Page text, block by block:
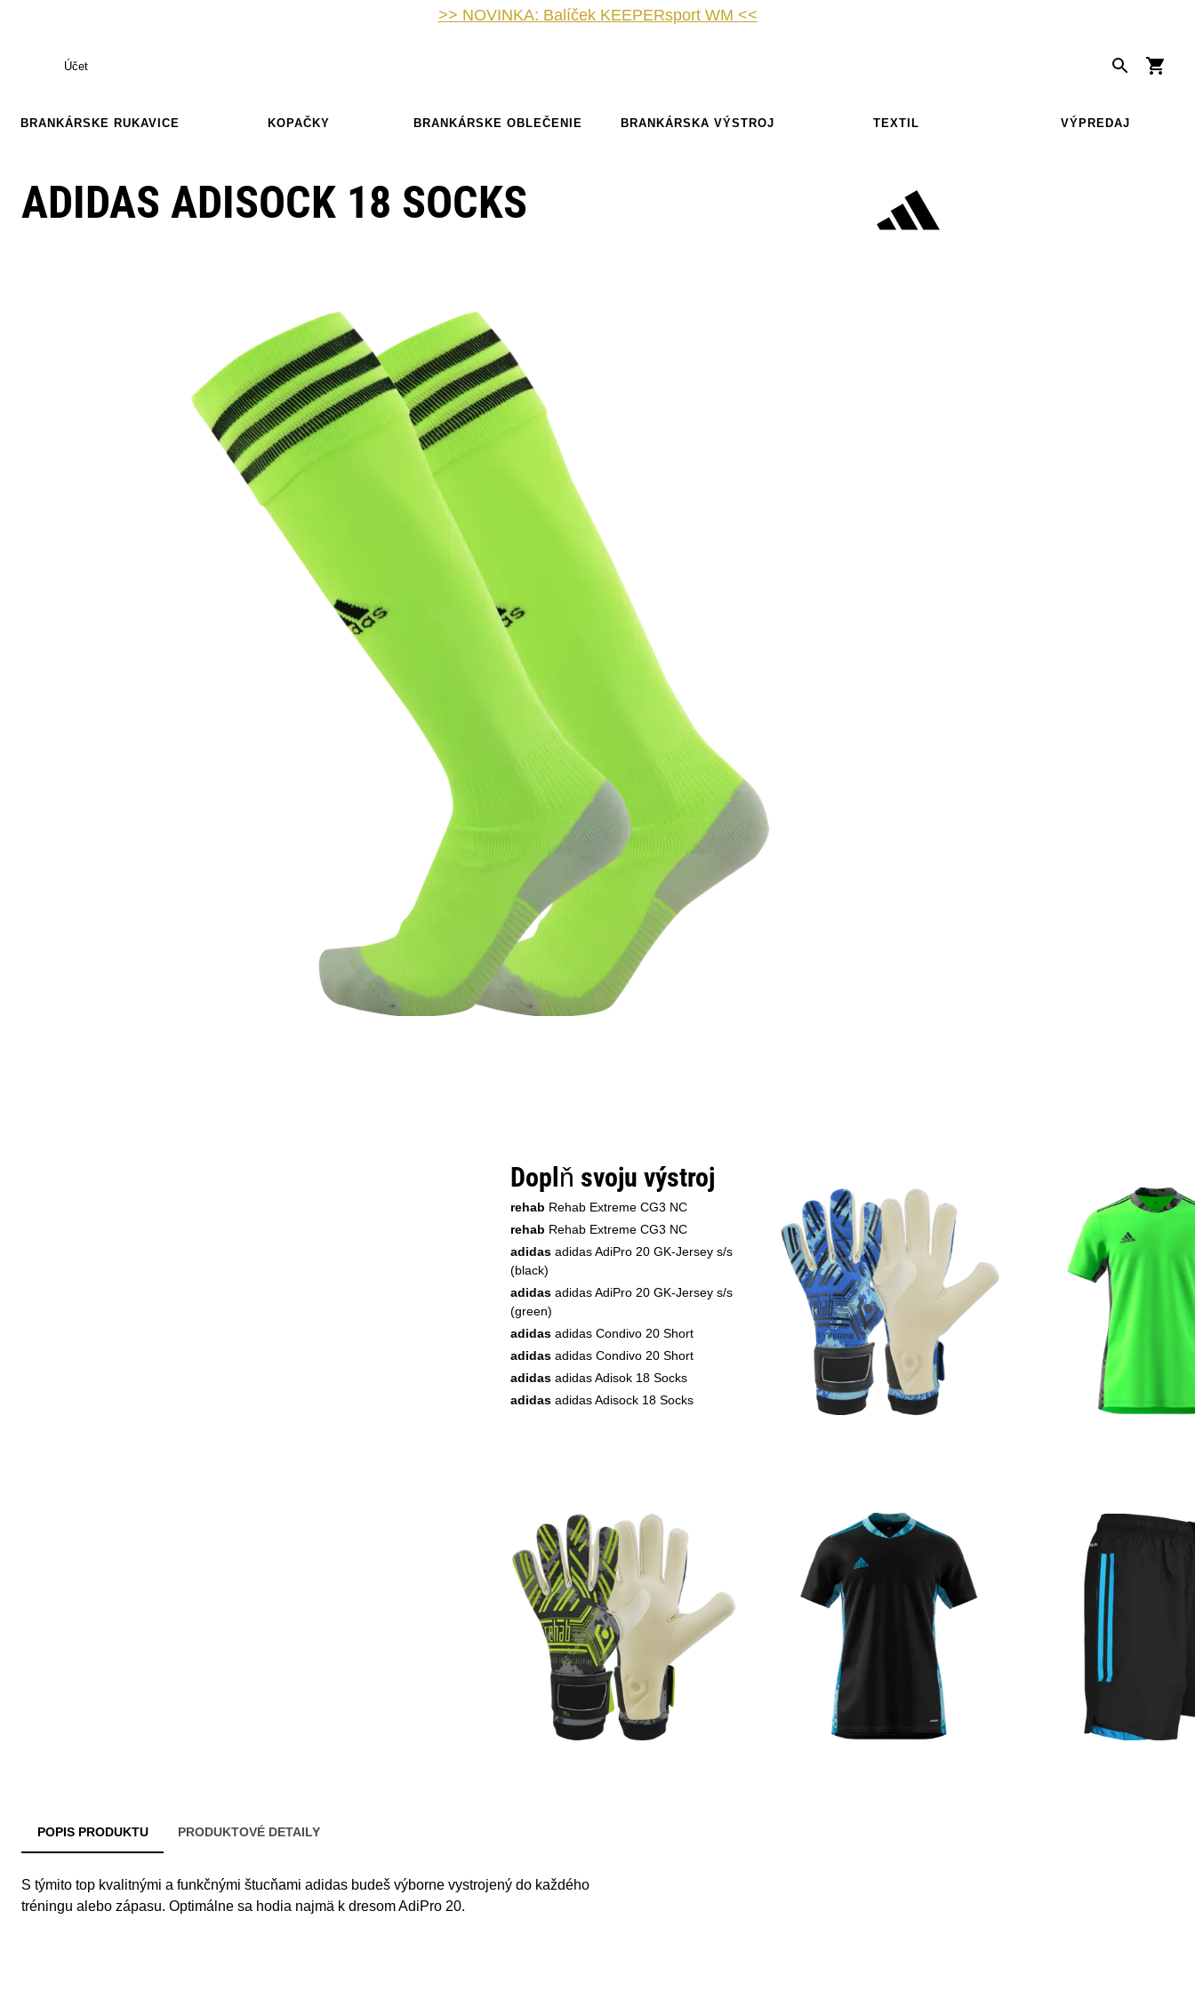
>> NOVINKA: Balíček KEEPERsport WM <<
Účet
BRANKÁRSKE RUKAVICE KOPAČKY BRANKÁRSKE OBLEČENIE BRANKÁRSKA VÝSTROJ TEXTIL VÝPREDAJ
ADIDAS ADISOCK 18 SOCKS
Doplň svoju výstroj
rehab Rehab Extreme CG3 NC
rehab Rehab Extreme CG3 NC
adidas adidas AdiPro 20 GK-Jersey s/s
(black)
adidas adidas AdiPro 20 GK-Jersey s/s
(green)
adidas adidas Condivo 20 Short
adidas adidas Condivo 20 Short
adidas adidas Adisok 18 Socks
adidas adidas Adisock 18 Socks
POPIS PRODUKTU PRODUKTOVÉ DETAILY
S týmito top kvalitnými a funkčnými štucňami adidas budeš výborne vystrojený do každého
tréningu alebo zápasu. Optimálne sa hodia najmä k dresom AdiPro 20.